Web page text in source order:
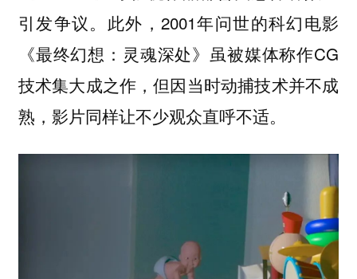
引发争议。此外，2001年问世的科幻电影
《最终幻想：灵魂深处》虽被媒体称作CG
技术集大成之作，但因当时动捕技术并不成
熟，影片同样让不少观众直呼不适。